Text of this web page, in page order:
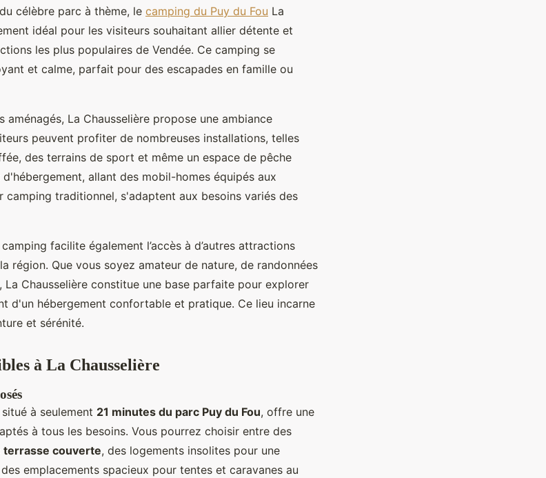
célèbre parc à thème, le camping du Puy du Fou La
idéal pour les visiteurs souhaitant allier détente et
les plus populaires de Vendée. Ce camping se
et calme, parfait pour des escapades en famille ou
aménagés, La Chausselière propose une ambiance
peuvent profiter de nombreuses installations, telles
des terrains de sport et même un espace de pêche
allant des mobil-homes équipés aux
camping traditionnel, s'adaptent aux besoins variés des
facilite également l’accès à d’autres attractions
région. Que vous soyez amateur de nature, de randonnées
Chausselière constitue une base parfaite pour explorer
d'un hébergement confortable et pratique. Ce lieu incarne
et sérénité.
à La Chausselière
situé à seulement 21 minutes du parc Puy du Fou, offre une
à tous les besoins. Vous pourrez choisir entre des
terrasse couverte, des logements insolites pour une
emplacements spacieux pour tentes et caravanes au